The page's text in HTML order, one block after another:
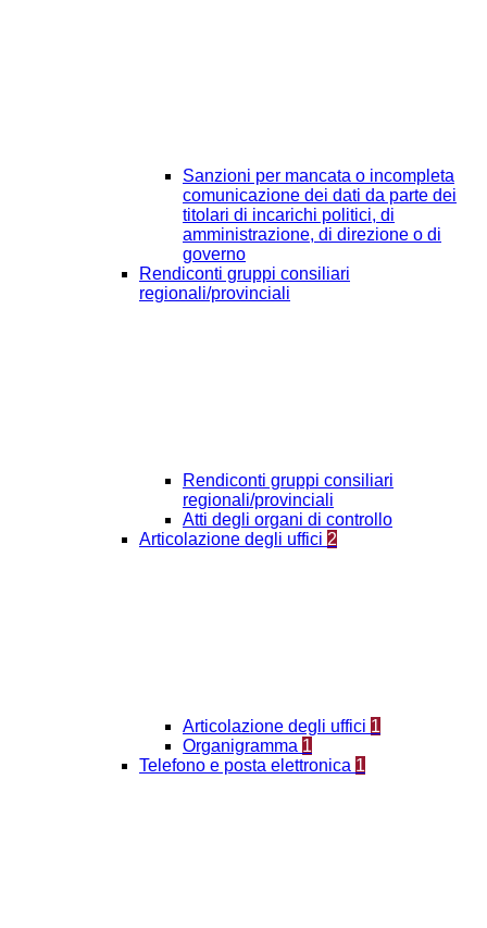
Sanzioni per mancata o incompleta
comunicazione dei dati da parte dei
titolari di incarichi politici, di
amministrazione, di direzione o di
governo
Rendiconti gruppi consiliari
regionali/provinciali
Rendiconti gruppi consiliari
regionali/provinciali
Atti degli organi di controllo
Articolazione degli uffici 2
Articolazione degli uffici 1
Organigramma 1
Telefono e posta elettronica 1